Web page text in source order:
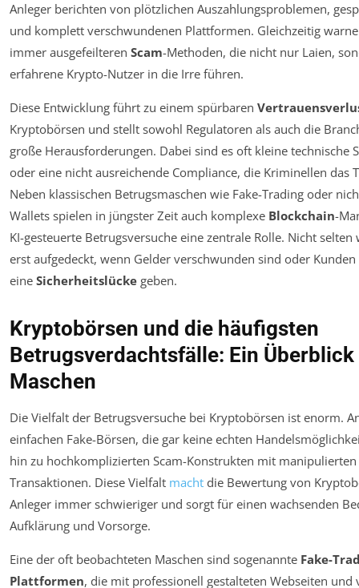
Anleger berichten von plötzlichen Auszahlungsproblemen,
und komplett verschwundenen Plattformen. Gleichzeitig
immer ausgefeilteren Scam-Methoden, die nicht nur Laien,
erfahrene Krypto-Nutzer in die Irre führen.
Diese Entwicklung führt zu einem spürbaren
Kryptobörsen und stellt sowohl Regulatoren als auch die
große Herausforderungen. Dabei sind es oft kleine technische
oder eine nicht ausreichende Compliance, die Kriminellen das
Neben klassischen Betrugsmaschen wie Fake-Trading oder
Wallets spielen in jüngster Zeit auch komplexe Blockchain-
KI-gesteuerte Betrugsversuche eine zentrale Rolle. Nicht
erst aufgedeckt, wenn Gelder verschwunden sind oder
eine Sicherheitslücke geben.
Kryptobörsen und die häufigsten
Betrugsverdachtsfälle: Ein
Maschen
Die Vielfalt der Betrugsversuche bei Kryptobörsen ist enorm.
einfachen Fake-Börsen, die gar keine echten
hin zu hochkomplizierten Scam-Konstrukten mit manipulierten
Transaktionen. Diese Vielfalt macht die Bewertung von
Anleger immer schwieriger und sorgt für einen wachsenden
Aufklärung und Vorsorge.
Eine der oft beobachteten Maschen sind sogenannte Fake-
Plattformen, die mit professionell gestalteten Webseiten und